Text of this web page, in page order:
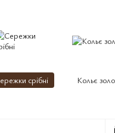
срібні Кольє